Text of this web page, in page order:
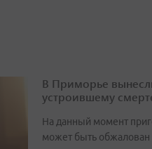
В Приморье
устроившему
На данный момент
может быть обжалован